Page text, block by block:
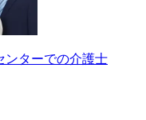
ンターでの介護士